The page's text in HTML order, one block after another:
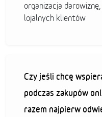
organizacja
lojalnych klientów
Czy jeśli chcę
podczas zakupów
razem najpierw